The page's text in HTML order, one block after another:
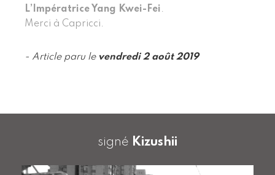
L’Impératrice Yang Kwei-Fei.
Merci à Capricci.
- Article paru le vendredi 2 août 2019
signé Kizushii